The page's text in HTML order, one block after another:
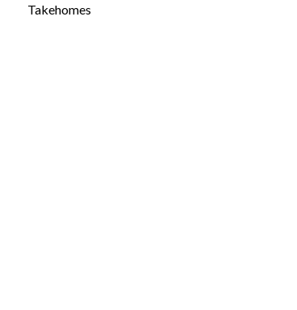
Takehomes